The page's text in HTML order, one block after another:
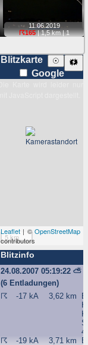
11.06.2019
☈165| 1,5 km |1
Blitzkarte 🗱
☉
Google
5 km
Leaflet | ©OpenStreetMap
contributors
Blitzinfo
24.08.2007 05:19:22⛅
(6 Entladungen)
☈
-17 kA 3,62 km
☈
-19 kA 3,71 km